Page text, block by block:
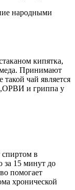
кипятка,
Принимают
такой чай является
,ОРВИ и гриппа у
в
15 минут до
помогает
хронической